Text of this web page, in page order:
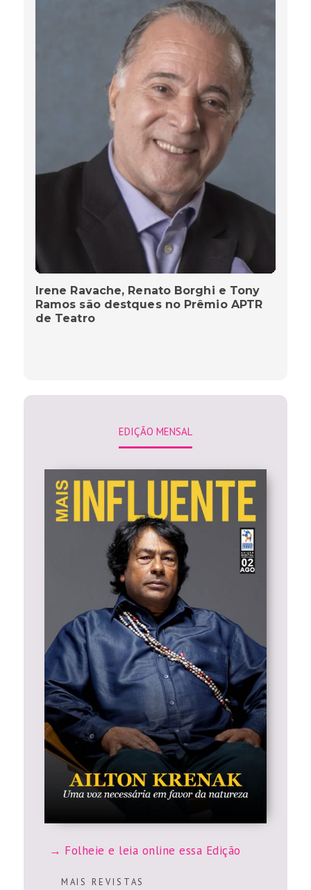
Irene Ravache, Renato Borghi e Tony
Ramos são destques no Prêmio APTR
de Teatro
EDIÇÃO MENSAL
Folheie e leia online essa Edição
M A I S R E V I S T A S